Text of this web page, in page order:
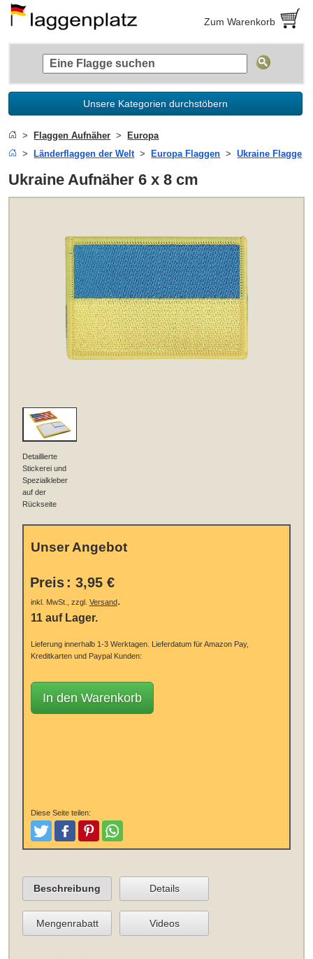
Zum Warenkorb
Unsere Kategorien durchstöbern
Flaggen Aufnäher
Europa
Länderflaggen der Welt
Europa Flaggen Ukraine Flagge
Ukraine Aufnäher 6 x 8 cm
Detaillierte
Stickerei und
Spezialkleber
auf der
Rückseite
Unser Angebot
Preis : 3,95 €
inkl. MwSt., zzgl. Versand.
11 auf Lager.
Lieferung innerhalb 1-3 Werktagen. Lieferdatum für Amazon Pay,
Kreditkarten und Paypal Kunden:
In den Warenkorb
Diese Seite teilen:
TweetenPostenPinterestTeilen
Beschreibung Details
Mengenrabatt Videos